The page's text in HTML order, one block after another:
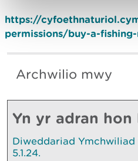
https://
permissions/buy-a-
Archwilio mwy
Yn yr adran hon
Diweddariad
5.1.24.